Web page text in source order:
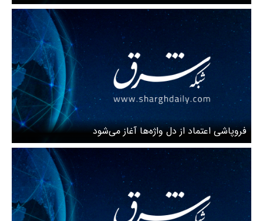
فروپاشی اعتماد از دل واژه‌ها آغاز می‌شود